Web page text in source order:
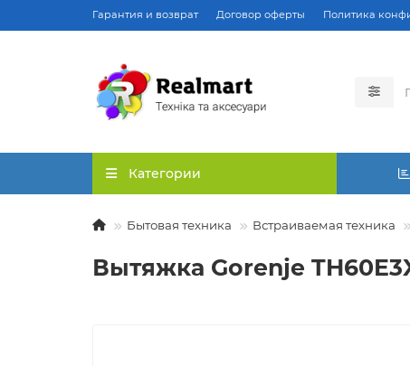
Гарантия и возврат Договор оферты Политика
Категории
Бытовая техника Встраиваемая техника
Вытяжка Gorenje